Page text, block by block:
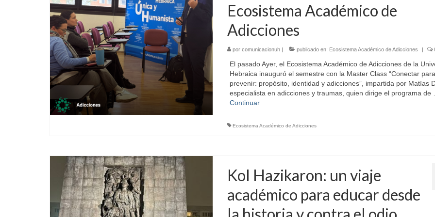
Ecosistema Académico de
Adicciones
por comunicacionuh| publicado en: Ecosistema Académico de Adicciones |
El pasado Ayer, el Ecosistema Académico de Adicciones de la
Hebraica inauguró el semestre con la Master Class “Conectar para
prevenir: propósito, identidad y adicciones”, impartida por Matías
especialista en adicciones y traumas, quien dirige el programa de
Continuar
Ecosistema Académico de Adicciones
Kol Hazikaron: un viaje
académico para educar desde